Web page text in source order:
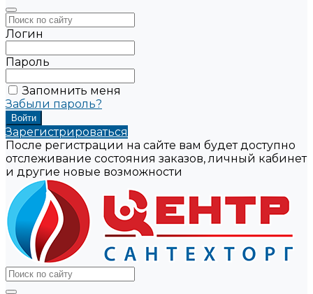
Логин
Пароль
Запомнить меня
Забыли пароль?
Зарегистрироваться
После регистрации на сайте вам будет доступно
отслеживание состояния заказов, личный кабинет
и другие новые возможности